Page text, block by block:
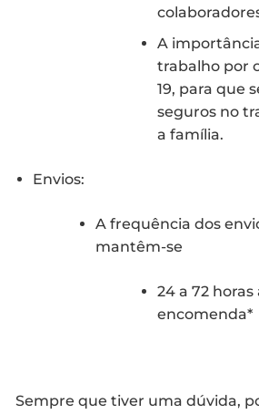
A
trabalho por
19, para que
seguros no
a família.
Envios:
A frequência dos
mantêm-se
24 a 72
encomenda*
Sempre que tiver uma dúvida,